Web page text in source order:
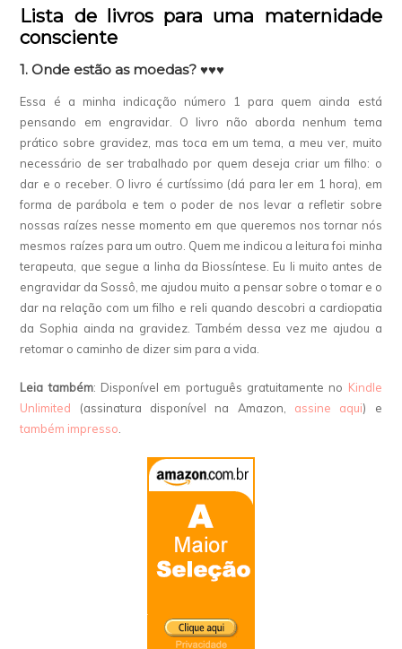
Lista de livros para uma maternidade
consciente
1. Onde estão as moedas? ♥♥♥
Essa é a minha indicação número 1 para quem ainda está
pensando em engravidar. O livro não aborda nenhum tema
prático sobre gravidez, mas toca em um tema, a meu ver, muito
necessário de ser trabalhado por quem deseja criar um filho: o
dar e o receber. O livro é curtíssimo (dá para ler em 1 hora), em
forma de parábola e tem o poder de nos levar a refletir sobre
nossas raízes nesse momento em que queremos nos tornar nós
mesmos raízes para um outro. Quem me indicou a leitura foi minha
terapeuta, que segue a linha da Biossíntese. Eu li muito antes de
engravidar da Sossô, me ajudou muito a pensar sobre o tomar e o
dar na relação com um filho e reli quando descobri a cardiopatia
da Sophia ainda na gravidez. Também dessa vez me ajudou a
retomar o caminho de dizer sim para a vida.
Leia também: Disponível em português gratuitamente no Kindle
Unlimited (assinatura disponível na Amazon, assine aqui) e
também impresso